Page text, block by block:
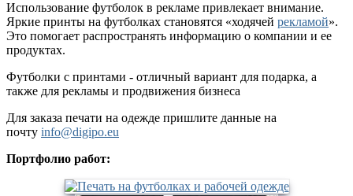
Использование футболок в рекламе привлекает внимание.
Яркие принты на футболках становятся «ходячей рекламой».
Это помогает распространять информацию о компании и ее
продуктах.
Футболки с принтами - отличный вариант для подарка, а
также для рекламы и продвижения бизнеса
Для заказа печати на одежде пришлите данные на
почту info@digipo.eu
Портфолио работ: